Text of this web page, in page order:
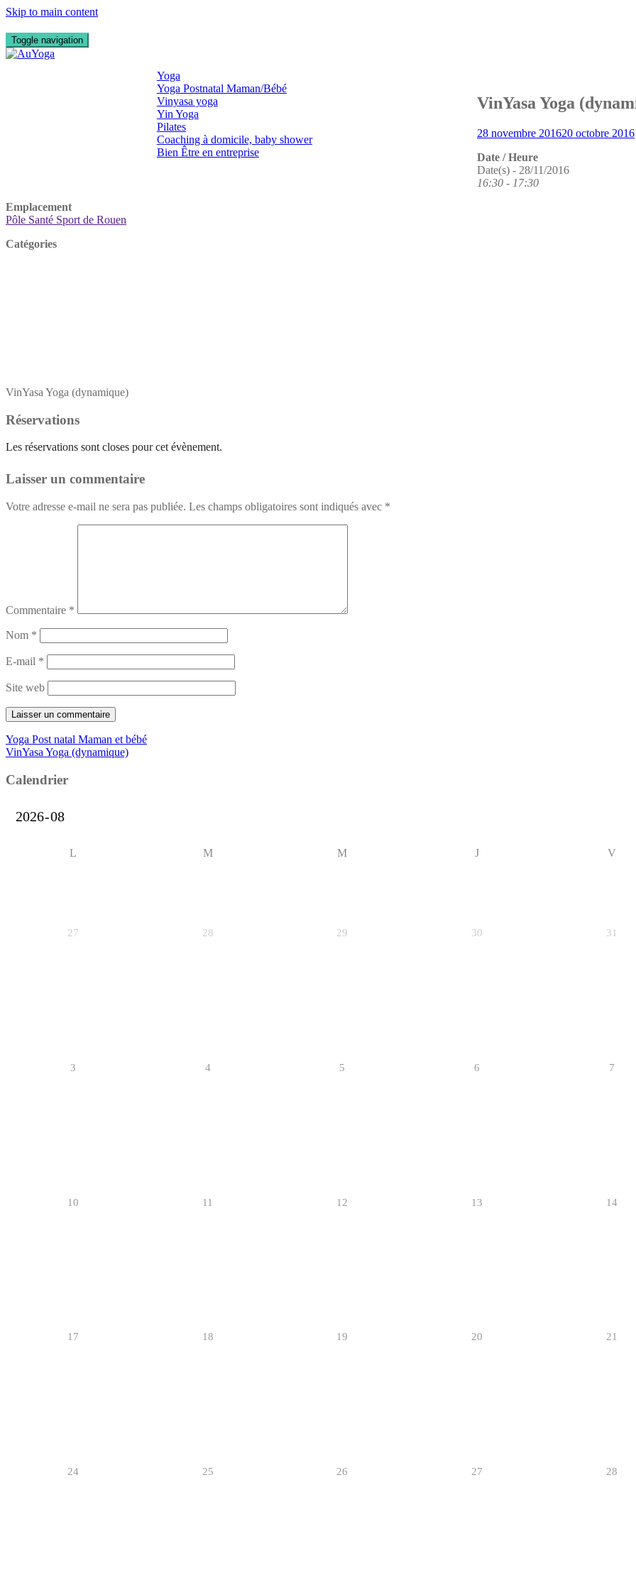
Skip to main content
Toggle navigation
Yoga
Yoga Postnatal Maman/Bébé
Vinyasa yoga
Yin Yoga
Pilates
Coaching à domicile, baby shower
Bien Être en entreprise
VinYasa Yoga
28 novembre 201620 octobre 2016
Date / Heure
Date(s) - 28/11/2016
16:30 - 17:30
Emplacement
Pôle Santé Sport de Rouen
Catégories
VinYasa Yoga (dynamique)
Réservations
Les réservations sont closes pour cet évènement.
Laisser un commentaire
Votre adresse e-mail ne sera pas publiée. Les champs obligatoires sont indiqués avec *
Commentaire *
Nom *
E-mail *
Site web
Navigation
de
l’article
Yoga Post natal Maman et bébé
VinYasa Yoga (dynamique)
Calendrier
L M M J V
27 28 29 30 31
3 4 5 6 7
10 11 12 13 14
17 18 19 20 21
24 25 26 27 28